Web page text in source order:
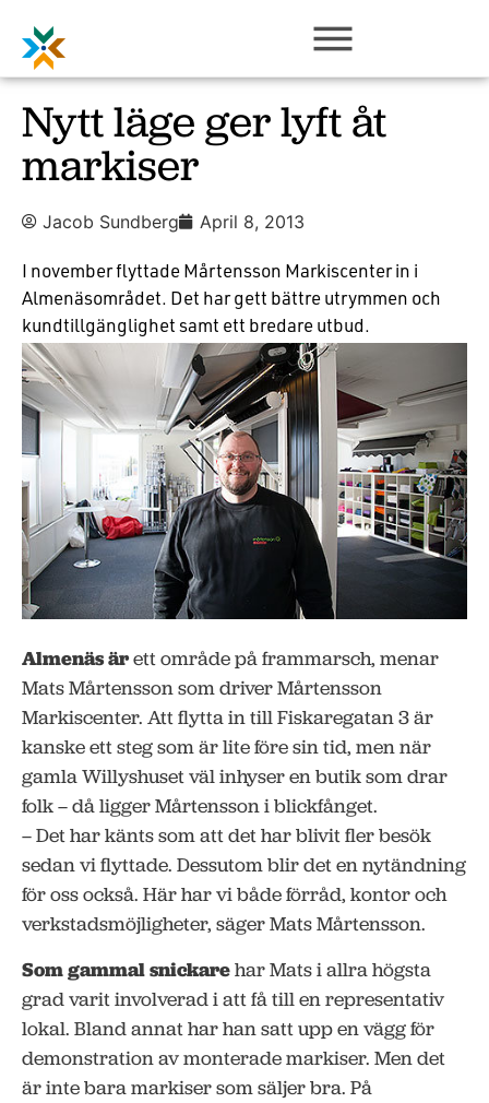
Nytt läge ger lyft åt
markiser
Jacob Sundberg April 8, 2013
I november flyttade Mårtensson Markiscenter in i
Almenäsområdet. Det har gett bättre utrymmen och
kundtillgänglighet samt ett bredare utbud.
Almenäs ärett område på frammarsch, menar
Mats Mårtensson som driver Mårtensson
Markiscenter. Att flytta in till Fiskaregatan 3 är
kanske ett steg som är lite före sin tid, men när
gamla Willyshuset väl inhyser en butik som drar
folk – då ligger Mårtensson i blickfånget.
– Det har känts som att det har blivit fler besök
sedan vi flyttade. Dessutom blir det en nytändning
för oss också. Här har vi både förråd, kontor och
verkstadsmöjligheter, säger Mats Mårtensson.
Som gammal snickarehar Mats i allra högsta
grad varit involverad i att få till en representativ
lokal. Bland annat har han satt upp en vägg för
demonstration av monterade markiser. Men det
är inte bara markiser som säljer bra. På